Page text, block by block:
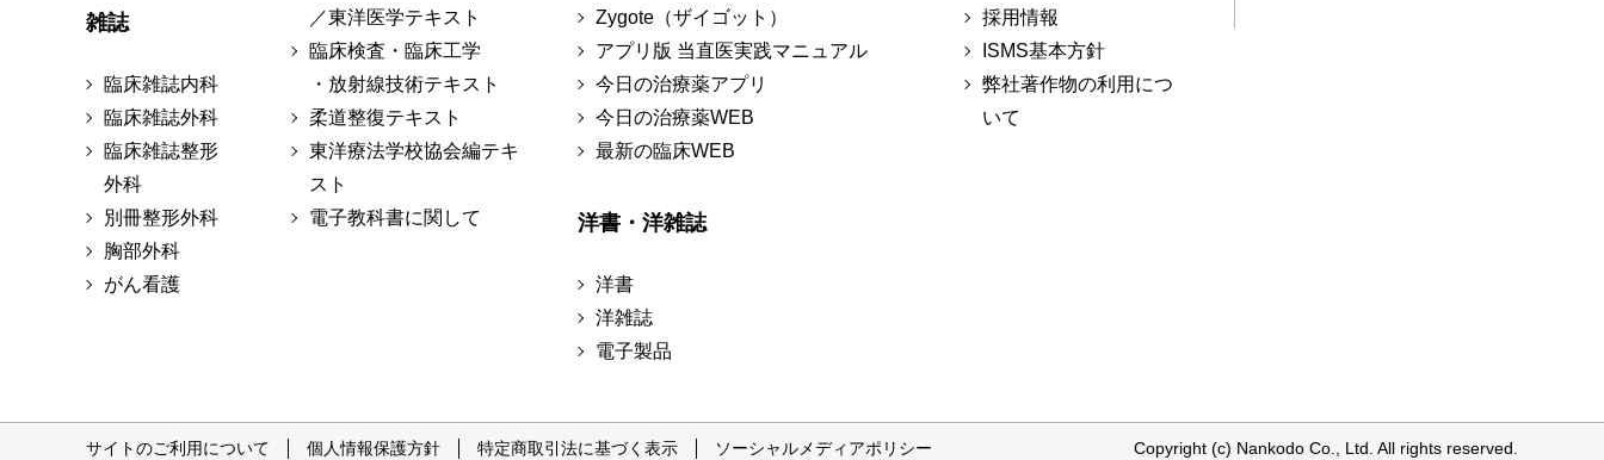
雑誌
臨床雑誌内科
臨床雑誌外科
臨床雑誌整形
外科
別冊整形外科
胸部外科
がん看護
／東洋医学テキスト
臨床検査・臨床工学
・放射線技術テキスト
柔道整復テキスト
東洋療法学校協会編テキ
スト
電子教科書に関して
Zygote（ザイゴット）
アプリ版 当直医実践マニュアル
今日の治療薬アプリ
今日の治療薬WEB
最新の臨床WEB
洋書・洋雑誌
洋書
洋雑誌
電子製品
採用情報
ISMS基本方針
弊社著作物の利用につ
いて
サイトのご利用について 個人情報保護方針 特定商取引法に基づく表示 ソーシャルメディアポリシー Copyright (c) Nankodo Co., Ltd. All rights reserved.